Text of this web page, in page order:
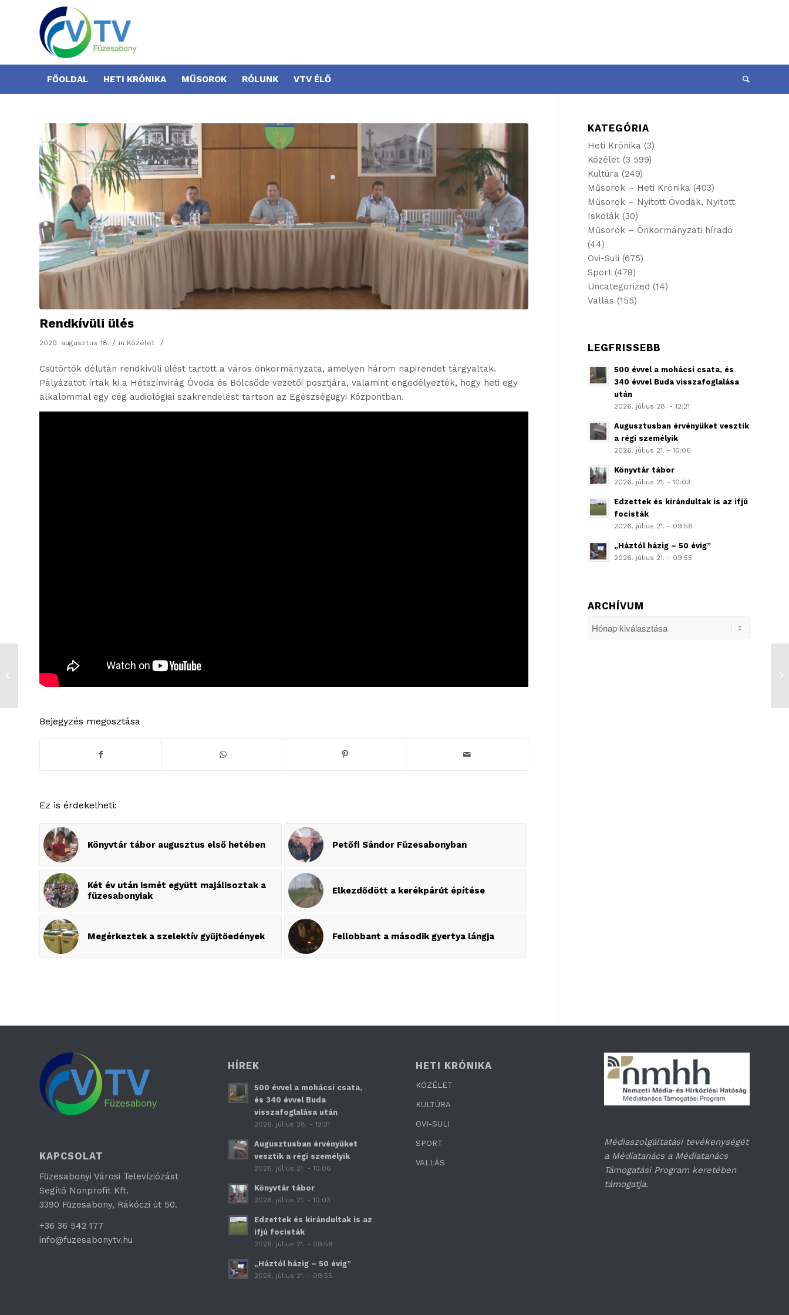
FŐOLDAL HETI KRÓNIKA MŰSOROK RÓLUNK VTV ÉLŐ
Rendkívüli ülés
2020. augusztus 18. / in Közélet /
Csütörtök délután rendkívüli ülést tartott a város önkormányzata, amelyen három napirendet tárgyaltak.
Pályázatot írtak ki a Hétszínvirág Óvoda és Bölcsőde vezetői posztjára, valamint engedélyezték, hogy heti egy
alkalommal egy cég audiológiai szakrendelést tartson az Egészségügyi Központban.
Bejegyzés megosztása
Ez is érdekelheti:
Könyvtár tábor augusztus első hetében Petőfi Sándor Füzesabonyban
Két év után ismét együtt majálisoztak a
füzesabonyiak
Elkezdődött a kerékpárút építése
Megérkeztek a szelektív gyűjtőedények Fellobbant a második gyertya lángja
KATEGÓRIA
Heti Krónika (3)
Közélet (3 599)
Kultúra (249)
Műsorok – Heti Krónika (403)
Műsorok – Nyitott Óvodák, Nyitott
Iskolák (30)
Műsorok – Önkormányzati híradó
(44)
Ovi-Suli (675)
Sport (478)
Uncategorized (14)
Vallás (155)
LEGFRISSEBB
500 évvel a mohácsi csata, és
340 évvel Buda visszafoglalása
után
2026. július 28. - 12:21
Augusztusban érvényüket vesztik
a régi személyik
2026. július 21. - 10:06
Könyvtár tábor
2026. július 21. - 10:03
Edzettek és kirándultak is az ifjú
focisták
2026. július 21. - 09:58
„Háztól házig – 50 évig”
2026. július 21. - 09:55
ARCHÍVUM
KAPCSOLAT
Füzesabonyi Városi Televíziózást
Segítő Nonprofit Kft.
3390 Füzesabony, Rákóczi út 50.
+36 36 542 177
info@fuzesabonytv.hu
HÍREK
500 évvel a mohácsi csata,
és 340 évvel Buda
visszafoglalása után
2026. július 28. - 12:21
Augusztusban érvényüket
vesztik a régi személyik
2026. július 21. - 10:06
Könyvtár tábor
2026. július 21. - 10:03
Edzettek és kirándultak is az
ifjú focisták
2026. július 21. - 09:58
„Háztól házig – 50 évig”
2026. július 21. - 09:55
HETI KRÓNIKA
KÖZÉLET
KULTÚRA
OVI-SULI
SPORT
VALLÁS
Médiaszolgáltatási tevékenységét
a Médiatanács a Médiatanács
Támogatási Program keretében
támogatja.
Megújult a sportpálya